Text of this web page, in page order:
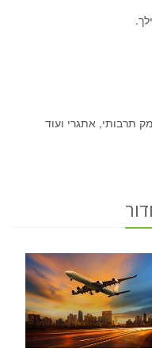
תרבותי, אתגרי ועוד